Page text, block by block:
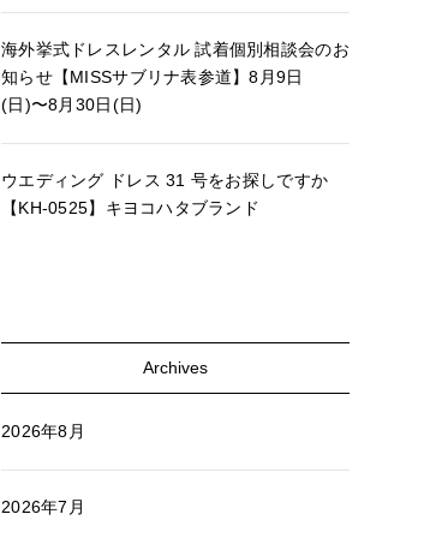
海外挙式ドレスレンタル 試着個別相談会のお
知らせ【MISSサブリナ表参道】8月9日
(日)〜8月30日(日)
ウエディング ドレス 31 号をお探しですか
【KH-0525】キヨコハタブランド
Archives
2026年8月
2026年7月